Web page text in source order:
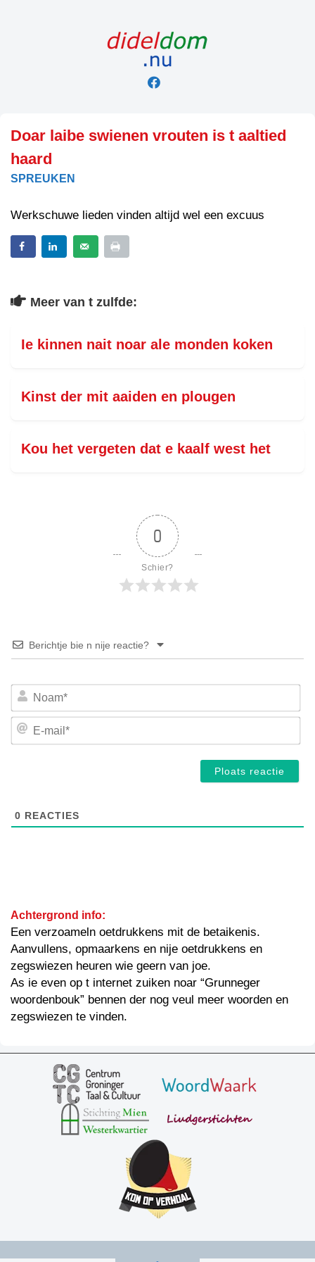
Doar laibe swienen vrouten is t aaltied
haard
SPREUKEN
Werkschuwe lieden vinden altijd wel een excuus
Meer van t zulfde:
Ie kinnen nait noar ale monden koken
Kinst der mit aaiden en plougen
Kou het vergeten dat e kaalf west het
0
Schier?
Berichtje bie n nije reactie?
E-
0 REACTIES
Achtergrond info:
Een verzoameln oetdrukkens mit de betaikenis.
Aanvullens, opmaarkens en nije oetdrukkens en
zegswiezen heuren wie geern van joe.
As ie even op t internet zuiken noar “Grunneger
woordenbouk” bennen der nog veul meer woorden en
zegswiezen te vinden.